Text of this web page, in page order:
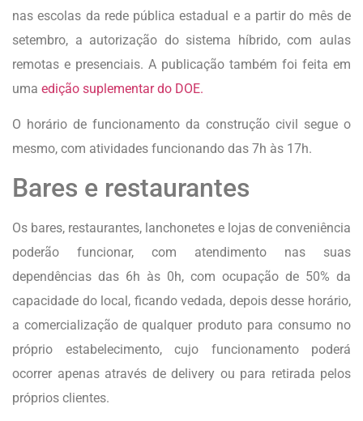
nas escolas da rede pública estadual e a partir do mês de
setembro, a autorização do sistema híbrido, com aulas
remotas e presenciais. A publicação também foi feita em
uma edição suplementar do DOE.
O horário de funcionamento da construção civil segue o
mesmo, com atividades funcionando das 7h às 17h.
Bares e restaurantes
Os bares, restaurantes, lanchonetes e lojas de conveniência
poderão funcionar, com atendimento nas suas
dependências das 6h às 0h, com ocupação de 50% da
capacidade do local, ficando vedada, depois desse horário,
a comercialização de qualquer produto para consumo no
próprio estabelecimento, cujo funcionamento poderá
ocorrer apenas através de delivery ou para retirada pelos
próprios clientes.